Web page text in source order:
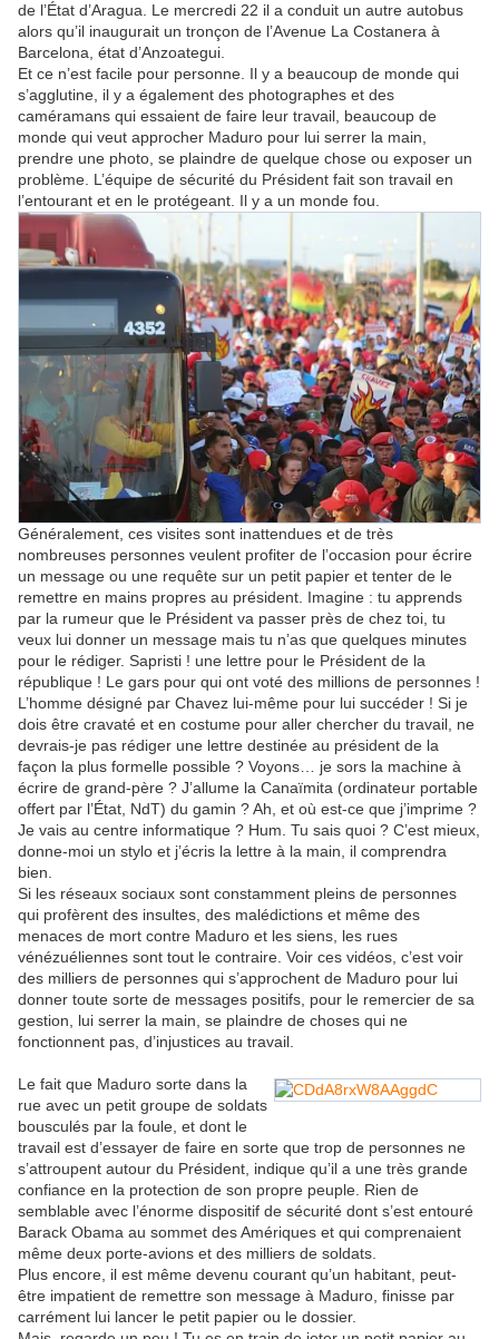
de l’État d’Aragua. Le mercredi 22 il a conduit un autre autobus
alors qu’il inaugurait un tronçon de l’Avenue La Costanera à
Barcelona, état d’Anzoategui.
Et ce n’est facile pour personne. Il y a beaucoup de monde qui
s’agglutine, il y a également des photographes et des
caméramans qui essaient de faire leur travail, beaucoup de
monde qui veut approcher Maduro pour lui serrer la main,
prendre une photo, se plaindre de quelque chose ou exposer un
problème. L’équipe de sécurité du Président fait son travail en
l’entourant et en le protégeant. Il y a un monde fou.
Généralement, ces visites sont inattendues et de très
nombreuses personnes veulent profiter de l’occasion pour écrire
un message ou une requête sur un petit papier et tenter de le
remettre en mains propres au président. Imagine : tu apprends
par la rumeur que le Président va passer près de chez toi, tu
veux lui donner un message mais tu n’as que quelques minutes
pour le rédiger. Sapristi ! une lettre pour le Président de la
république ! Le gars pour qui ont voté des millions de personnes !
L’homme désigné par Chavez lui-même pour lui succéder ! Si je
dois être cravaté et en costume pour aller chercher du travail, ne
devrais-je pas rédiger une lettre destinée au président de la
façon la plus formelle possible ? Voyons… je sors la machine à
écrire de grand-père ? J’allume la Canaïmita (ordinateur portable
offert par l’État, NdT) du gamin ? Ah, et où est-ce que j’imprime ?
Je vais au centre informatique ? Hum. Tu sais quoi ? C’est mieux,
donne-moi un stylo et j’écris la lettre à la main, il comprendra
bien.
Si les réseaux sociaux sont constamment pleins de personnes
qui profèrent des insultes, des malédictions et même des
menaces de mort contre Maduro et les siens, les rues
vénézuéliennes sont tout le contraire. Voir ces vidéos, c’est voir
des milliers de personnes qui s’approchent de Maduro pour lui
donner toute sorte de messages positifs, pour le remercier de sa
gestion, lui serrer la main, se plaindre de choses qui ne
fonctionnent pas, d’injustices au travail.
Le fait que Maduro sorte dans la
rue avec un petit groupe de soldats
bousculés par la foule, et dont le
travail est d’essayer de faire en sorte que trop de personnes ne
s’attroupent autour du Président, indique qu’il a une très grande
confiance en la protection de son propre peuple. Rien de
semblable avec l’énorme dispositif de sécurité dont s’est entouré
Barack Obama au sommet des Amériques et qui comprenaient
même deux porte-avions et des milliers de soldats.
Plus encore, il est même devenu courant qu’un habitant, peut-
être impatient de remettre son message à Maduro, finisse par
carrément lui lancer le petit papier ou le dossier.